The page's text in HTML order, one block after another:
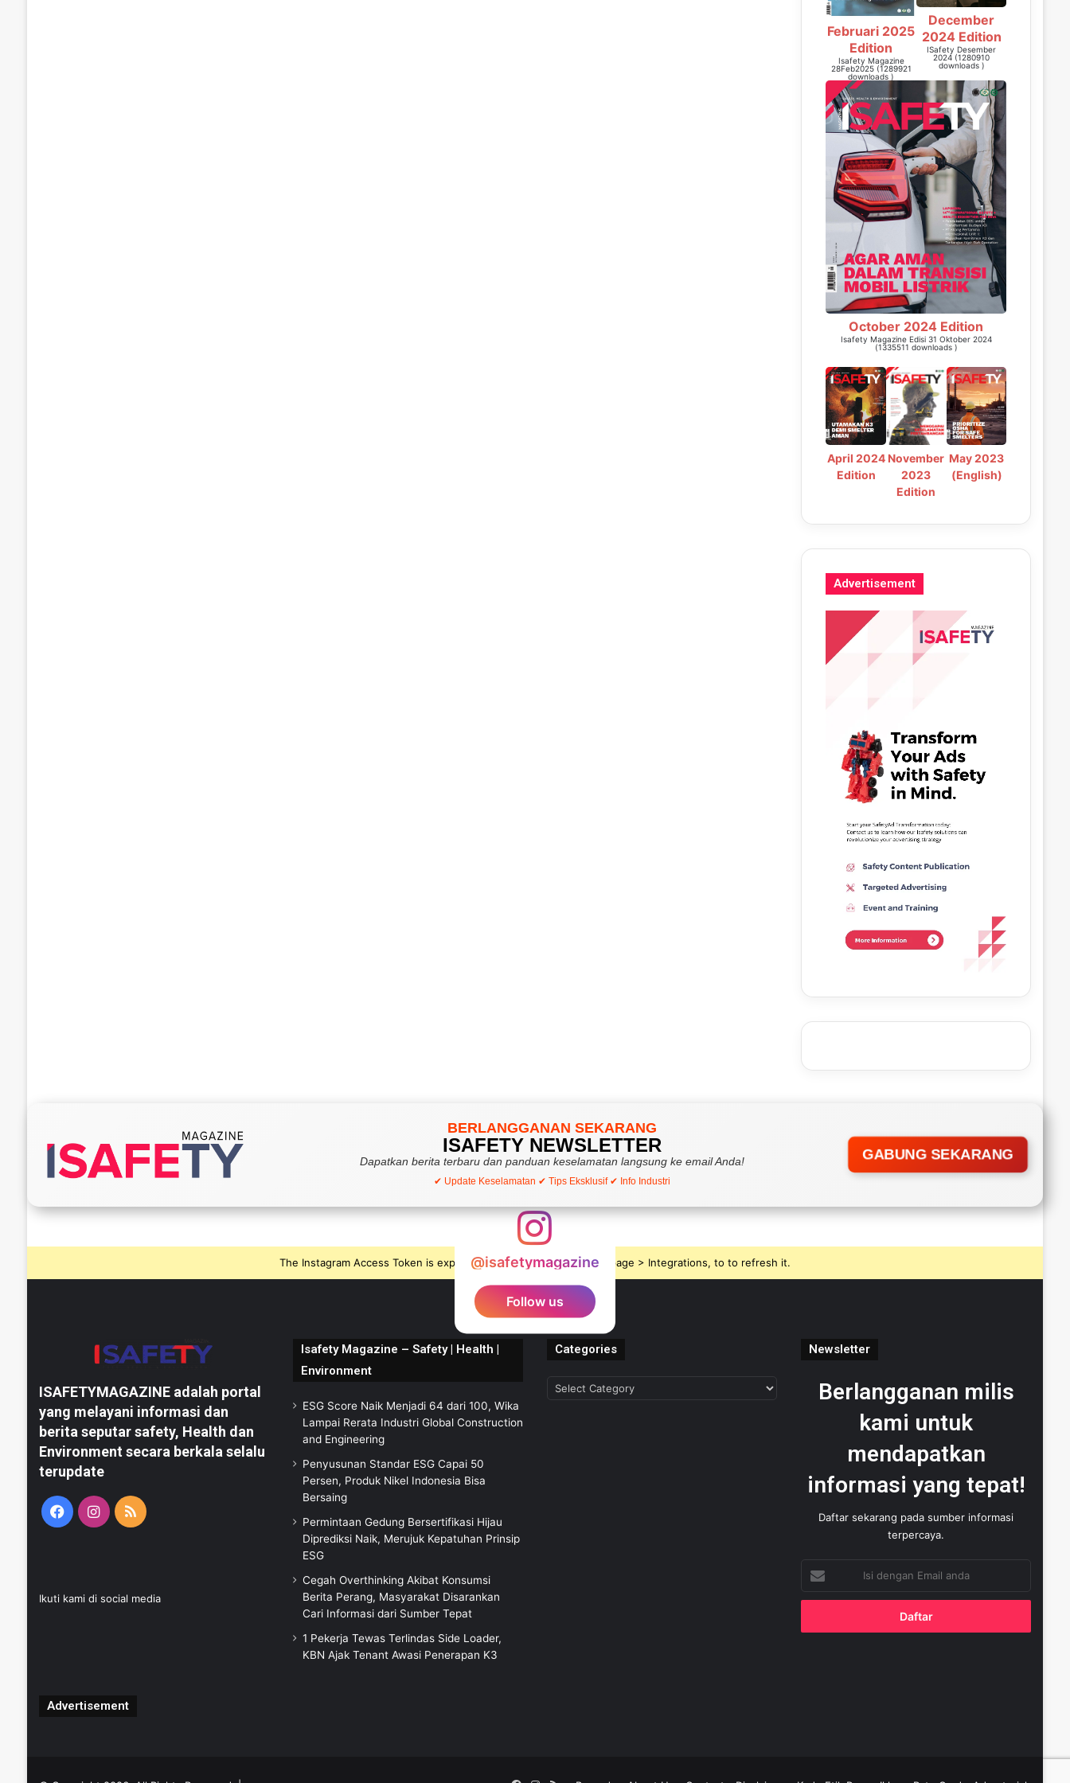
Februari 2025
Edition
Isafety Magazine
28Feb2025 (1289921
downloads )
December
2024 Edition
ISafety Desember
2024 (1280910
downloads )
October 2024 Edition
Isafety Magazine Edisi 31 Oktober 2024
(1335511 downloads )
April 2024
Edition
November
2023
Edition
May 2023
(English)
Advertisement
BERLANGGANAN SEKARANG
ISAFETY NEWSLETTER
Dapatkan berita terbaru dan panduan keselamatan langsung ke email Anda!
✔ Update Keselamatan ✔ Tips Eksklusif ✔ Info Industri
GABUNG SEKARANG
@isafetymagazine
Follow us
The Instagram Access Token is expired, Go to the Theme options page > Integrations, to to refresh it.
ISAFETYMAGAZINE adalah portal
yang melayani informasi dan
berita seputar safety, Health dan
Environment secara berkala selalu
terupdate
FacebookInstagram
RSS
Ikuti kami di social media
Isafety Magazine – Safety | Health |
Environment
ESG Score Naik Menjadi 64 dari 100, Wika
Lampai Rerata Industri Global Construction
and Engineering
Penyusunan Standar ESG Capai 50
Persen, Produk Nikel Indonesia Bisa
Bersaing
Permintaan Gedung Bersertifikasi Hijau
Diprediksi Naik, Merujuk Kepatuhan Prinsip
ESG
Cegah Overthinking Akibat Konsumsi
Berita Perang, Masyarakat Disarankan
Cari Informasi dari Sumber Tepat
1 Pekerja Tewas Terlindas Side Loader,
KBN Ajak Tenant Awasi Penerapan K3
Categories
Categories
Newsletter
Berlangganan milis
kami untuk
mendapatkan
informasi yang tepat!
Daftar sekarang pada sumber informasi
terpercaya.
dengan
Email
Advertisement